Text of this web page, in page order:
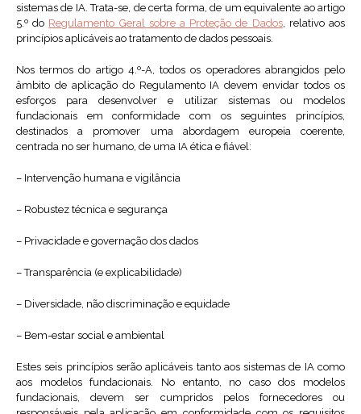
sistemas de IA. Trata-se, de certa forma, de um equivalente ao artigo
5.º do Regulamento Geral sobre a Proteção de Dados, relativo aos
princípios aplicáveis ao tratamento de dados pessoais.
Nos termos do artigo 4.º-A, todos os operadores abrangidos pelo
âmbito de aplicação do Regulamento IA devem envidar todos os
esforços para desenvolver e utilizar sistemas ou modelos
fundacionais em conformidade com os seguintes princípios,
destinados a promover uma abordagem europeia coerente,
centrada no ser humano, de uma IA ética e fiável:
– Intervenção humana e vigilância
– Robustez técnica e segurança
– Privacidade e governação dos dados
– Transparência (e explicabilidade)
– Diversidade, não discriminação e equidade
– Bem-estar social e ambiental
Estes seis princípios serão aplicáveis tanto aos sistemas de IA como
aos modelos fundacionais. No entanto, no caso dos modelos
fundacionais, devem ser cumpridos pelos fornecedores ou